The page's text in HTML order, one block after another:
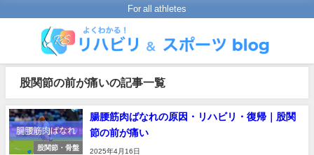
For all athletes
股関節の前が痛いの記事一覧
股関節・骨盤
腸腰筋肉ばなれの原因・リハビリ・復帰｜股関
節の前が痛い
2025年4月16日